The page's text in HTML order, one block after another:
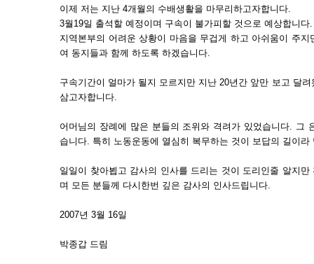
이제 저는 지난 4개월의 수배생활을 마무리하고자합니다.
3월19일 출석할 예정이며 구속이 불가피할 것으로 예상합니다.
지역본부의 어려운 상황이 마음을 무겁게 하고 아쉬움이 주
여 동지들과 함께 하도록 하겠습니다.
구속기간이 얼마가 될지 모르지만 지난 20년간 앞만 보고 달
삼고자합니다.
어머님의 장례에 많은 분들의 조위와 격려가 있었습니다. 그
습니다. 특히 노동운동에 열심히 복무하는 것이 보답의 길이라
일일이 찾아뵙고 감사의 인사를 드리는 것이 도리인줄 알지
며 모든 분들께 다시한번 깊은 감사의 인사드립니다.
2007년 3월 16일
박종갑 드림